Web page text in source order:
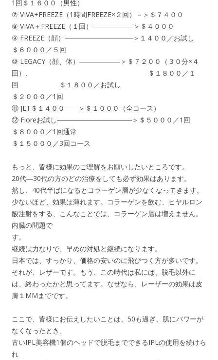
1回＄１６００（男性）
⑦ VIVA+FREEZE（1時間FREEZE×２回）－＞＄７４００
⑧ VIVA＋FREEZE（１回）――――――＞＄４０００
⑨ FREEZE（顔）――――――――――＞１４００／お試し
＄６０００／５回
⑩ LEGACY（顔、体）――――――＞＄７２００（３０分×４
回）、 ＄１８００／１
回 ＄１８００／お試し
＄２０００／1回
⑪ JET＄１４００――＞＄１０００（全コース）
⑫ Fioreお試し―――――――――――＞＄５０００／1回
＄８０００／1回通常
＄１５０００／3回コース
もっと、皆様に効果のご理解をお願いしたいところです。
20代―30代の方のどの治療をしても必ず効果はあります。
然し、40代半ばになるとコラーゲン層が少なくなってきます。
少ないほど、効果は薄れます。コラーゲンを飲む、ヒヤルロン
酸注射をする、こんなことでは、コラーゲン層は増えません。
内臓の問題で
す。
継続は力なりで、早めの対処と継続になります。
日本では、すっかり、価格の安いのに飛びつく方が多いです。
それが、レザーです。もう、この時代は私には、脱毛以外に
は、終わったかと思ってます。なぜなら、レーザーの効果は皮
膚１MMまでです。
ここで、皆様にお伝えしたいことは、50も過ぎ、肌にパワーが
なくなったとき、
古いIPL美容機1個のヘッドで脱毛までできるIPLの使用を続けら
れ